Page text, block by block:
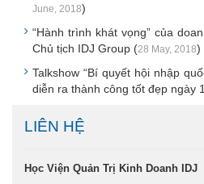
June, 2018)
“Hành trình khát vọng” của
Chủ tịch IDJ Group (28 May, 2018)
Talkshow “Bí quyết hội nhập
diễn ra thành công tốt đẹp ngày
LIÊN HỆ
Học Viện Quản Trị Kinh Doanh IDJ